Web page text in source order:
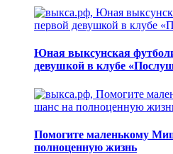
Юная выксунская
девушкой в клубе
Помогите маленькому
полноценную жизнь